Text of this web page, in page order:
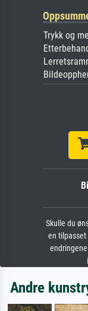
Trykk og
Skulle du
en
Andre